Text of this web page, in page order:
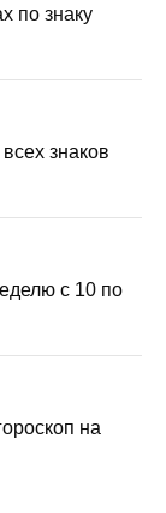
по знаку
знаков
с 10 по
на